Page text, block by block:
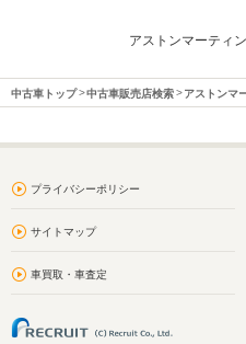
アストンマーティ
中古車トップ 中古車販売店検索 アストンマ
プライバシーポリシー
サイトマップ
車買取・車査定